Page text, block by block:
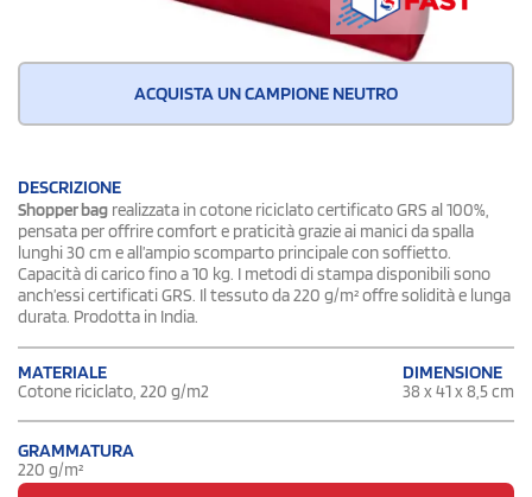
ACQUISTA UN CAMPIONE NEUTRO
DESCRIZIONE
Shopper bag realizzata in cotone riciclato certificato GRS al 100%,
pensata per offrire comfort e praticità grazie ai manici da spalla
lunghi 30 cm e all’ampio scomparto principale con soffietto.
Capacità di carico fino a 10 kg. I metodi di stampa disponibili sono
anch’essi certificati GRS. Il tessuto da 220 g/m² offre solidità e lunga
durata. Prodotta in India.
MATERIALE
Cotone riciclato, 220 g/m2
DIMENSIONE
38 x 41 x 8,5 cm
GRAMMATURA
220 g/m²